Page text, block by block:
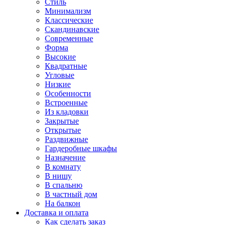
Стиль
Минимализм
Классические
Скандинавские
Современные
Форма
Высокие
Квадратные
Угловые
Низкие
Особенности
Встроенные
Из кладовки
Закрытые
Открытые
Раздвижные
Гардеробные шкафы
Назначение
В комнату
В нишу
В спальню
В частный дом
На балкон
Доставка и оплата
Как сделать заказ